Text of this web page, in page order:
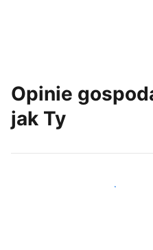
Opinie
jak Ty
Dołącz do gospodarzy